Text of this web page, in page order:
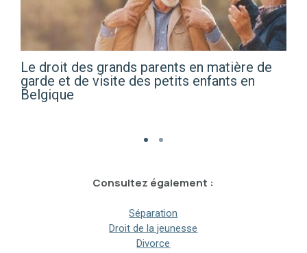
Le droit des grands parents en matière de
garde et de visite des petits enfants en
Belgique
Consultez également :
Séparation
Droit de la jeunesse
Divorce